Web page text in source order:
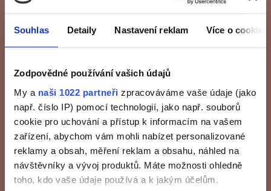
Souhlas Detaily Nastavení reklam Více o cookies
Zodpovědné používání vašich údajů
My a naši 1022 partneři zpracováváme vaše údaje (jako
např. číslo IP) pomocí technologií, jako např. souborů
cookie pro uchování a přístup k informacím na vašem
zařízení, abychom vám mohli nabízet personalizované
reklamy a obsah, měření reklam a obsahu, náhled na
návštěvníky a vývoj produktů. Máte možnosti ohledně
toho, kdo vaše údaje používá a k jakým účelům.